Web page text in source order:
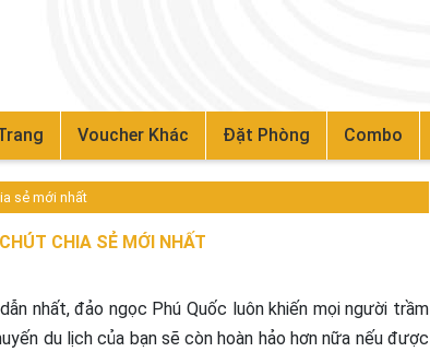
Voucher Khác Đặt Phòng Combo
sẻ mới nhất
CHIA SẺ MỚI NHẤT
nhất, đảo ngọc Phú Quốc luôn khiến mọi người trầm
du lịch của bạn sẽ còn hoàn hảo hơn nữa nếu được